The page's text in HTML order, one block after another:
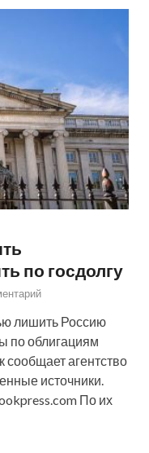
по госдолгу
лишить Россию
по облигациям
сообщает агентство
источники.
По их